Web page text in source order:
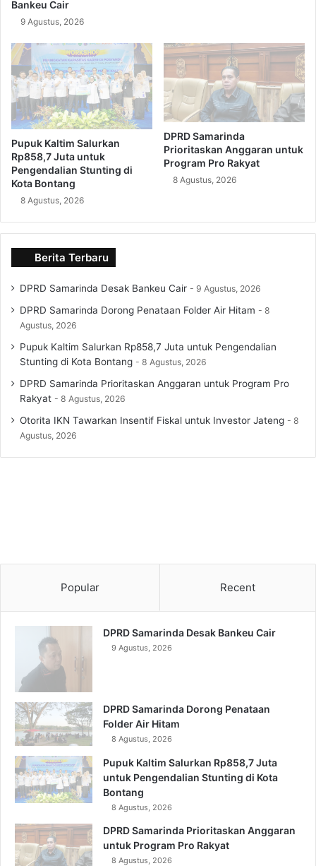
Bankeu Cair
9 Agustus, 2026
Pupuk Kaltim Salurkan
Rp858,7 Juta untuk
Pengendalian Stunting di
Kota Bontang
8 Agustus, 2026
DPRD Samarinda
Prioritaskan Anggaran untuk
Program Pro Rakyat
8 Agustus, 2026
Berita Terbaru
DPRD Samarinda Desak Bankeu Cair 9 Agustus, 2026
DPRD Samarinda Dorong Penataan Folder Air Hitam
8
Agustus, 2026
Pupuk Kaltim Salurkan Rp858,7 Juta untuk Pengendalian
Stunting di Kota Bontang
8 Agustus, 2026
DPRD Samarinda Prioritaskan Anggaran untuk Program Pro
Rakyat
8 Agustus, 2026
Otorita IKN Tawarkan Insentif Fiskal untuk Investor Jateng
8
Agustus, 2026
Popular Recent
DPRD Samarinda Desak Bankeu Cair
9 Agustus, 2026
DPRD Samarinda Dorong Penataan
Folder Air Hitam
8 Agustus, 2026
Pupuk Kaltim Salurkan Rp858,7 Juta
untuk Pengendalian Stunting di Kota
Bontang
8 Agustus, 2026
DPRD Samarinda Prioritaskan Anggaran
untuk Program Pro Rakyat
8 Agustus, 2026